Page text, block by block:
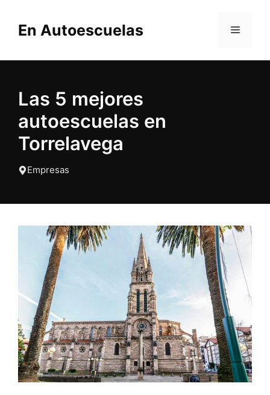
En Autoescuelas MENÚ
Las 5 mejores
autoescuelas en
Torrelavega
Empresas